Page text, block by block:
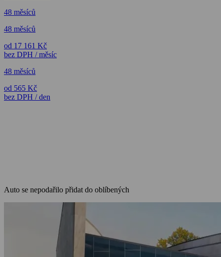
48 měsíců
48 měsíců
od 17 161 Kč
bez DPH / měsíc
48 měsíců
od 565 Kč
bez DPH / den
Auto se nepodařilo přidat do oblíbených